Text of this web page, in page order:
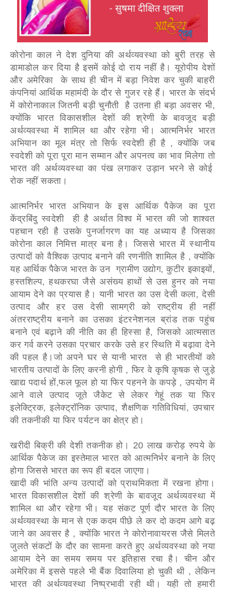
कोरोना काल ने देश दुनिया की अर्थव्यवस्था को बुरी तरह से
डामाडोल कर दिया है इसमें कोई दो राय नहीं है। यूरोपीय देशों
और अमेरिका के साथ ही चीन में बड़ा निवेश कर चुकी बाहरी
कंपनियां आर्थिक महामंदी के दौर से गुजर रहे हैं। भारत के संदर्भ
में कोरोनाकाल जितनी बड़ी चुनौती है उतना ही बड़ा अवसर भी,
क्योंकि भारत विकासशील देशों की श्रेणी के बावजूद बड़ी
अर्थव्यवस्था में शामिल था और रहेगा भी। आत्मनिर्भर भारत
अभियान का मूल मंत्र तो सिर्फ स्वदेशी ही है , क्योंकि जब
स्वदेशी को पूरा पूरा मान सम्मान और अपनत्व का भाव मिलेगा तो
भारत की अर्थव्यवस्था का पंख लगाकर उड़ान भरने से कोई
रोक नहीं सकता।
आत्मनिर्भर भारत अभियान के इस आर्थिक पैकेज का पूरा
केंद्रबिंदु स्वदेशी ही है अर्थात विश्व में भारत की जो शाश्वत
पहचान रही है उसके पुनर्जागरण का यह अध्याय है जिसका
कोरोना काल निमित्त मात्र बना है। जिससे भारत में स्थानीय
उत्पादों को वैश्विक उत्पाद बनाने की रणनीति शामिल है , क्योंकि
यह आर्थिक पैकेज भारत के उन ग्रामीण उद्योग, कुटीर इकाइयों,
हस्तशिल्प, हथकरघा जैसे असंख्य हाथों से उस हुनर को नया
आयाम देने का प्रयास है। यानी भारत का उस देसी कला, देसी
उत्पाद और हर उस देसी सामग्री को राष्ट्रीय ही नहीं
अंतरराष्ट्रीय बनाने का उसका इंटरनेशनल ब्रांड तक पहुंच
बनाने एवं बढ़ाने की नीति का ही हिस्सा है, जिसको आत्मसात
कर गर्व करने उसका प्रचार करके उसे हर स्थिति में बढ़ावा देने
की पहल है।जो अपने घर से यानी भारत से ही भारतीयों को
भारतीय उत्पादों के लिए करनी होगी , फिर वे कृषि कृषक से जुड़े
खाद्य पदार्थ हों,फल फूल हो या फिर पहनने के कपड़े , उपयोग में
आने वाले उत्पाद जूते जैकेट से लेकर गेहूं तक या फिर
इलेक्ट्रिक, इलेक्ट्रॉनिक उत्पाद, शैक्षणिक गतिविधियां, उपचार
की तकनीकी या फिर पर्यटन का क्षेत्र हो।
खरीदी बिक्री की देशी तकनीक हो। 20 लाख करोड़ रुपये के
आर्थिक पैकेज का इस्तेमाल भारत को आत्मनिर्भर बनाने के लिए
होगा जिससे भारत का रूप ही बदल जाएगा।
खादी की भांति अन्य उत्पादों को प्राथमिकता में रखना होगा।
भारत विकासशील देशों की श्रेणी के बावजूद अर्थव्यवस्था में
शामिल था और रहेगा भी। यह संकट पूर्ण दौर भारत के लिए
अर्थव्यवस्था के मान से एक कदम पीछे ले कर दो कदम आगे बढ़
जाने का अवसर है , क्योंकि भारत ने कोरोनावायरस जैसे मिलते
जुलते संकटों के दौर का सामना करते हुए अर्थव्यवस्था को नया
आयाम देने का समय समय पर इतिहास रचा है। चीन और
अमेरिका में इससे पहले भी बैंक दिवालिया हो चुकी थी , लेकिन
भारत की अर्थव्यवस्था निष्प्रभावी रही थी। यही तो हमारी